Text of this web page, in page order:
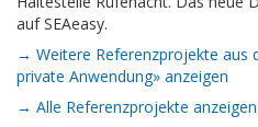
auf SEAeasy.
→ Weitere Referenzprojekte aus
private Anwendung» anzeigen
→ Alle Referenzprojekte anzeigen